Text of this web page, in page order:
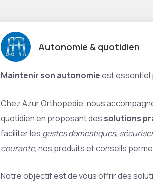
Autonomie & quotidien
Maintenir son autonomieest essentiel
Chez Azur Orthopédie, nous
quotidien en proposant des solutions
faciliter les gestes domestiques,
courante, nos produits et conseils
Notre objectif est de vous offrir des